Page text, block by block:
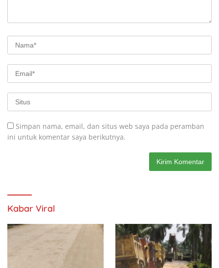
Simpan nama, email, dan situs web saya pada peramban
ini untuk komentar saya berikutnya.
Kabar Viral